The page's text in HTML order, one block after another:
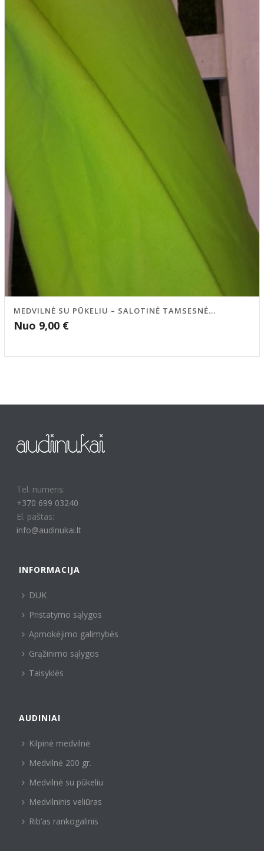
MEDVILNĖ SU PŪKELIU – SALOTINĖ TAMSESNĖ...
Nuo 9,00 €
Tel. numeris:
+370 699 03240
El. paštas:
info@audinukai.lt
INFORMACIJA
DUK
Pristatymo sąlygos
Apmokėjimo galimybės
Grąžinimo sąlygos
Taisyklės
AUDINIAI
Kilpinė medvilnė
Medvilnė 200 gr.
Medvilnė su pūkeliu
Medvilninis veliūras
Rib’as rankogalinis